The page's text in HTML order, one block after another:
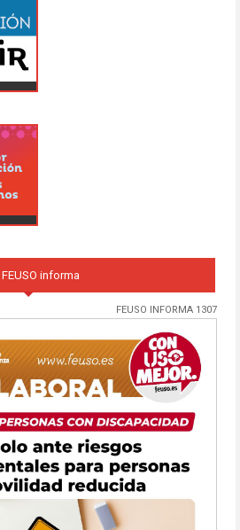
FEUSO informa
FEUSO INFORMA 1307